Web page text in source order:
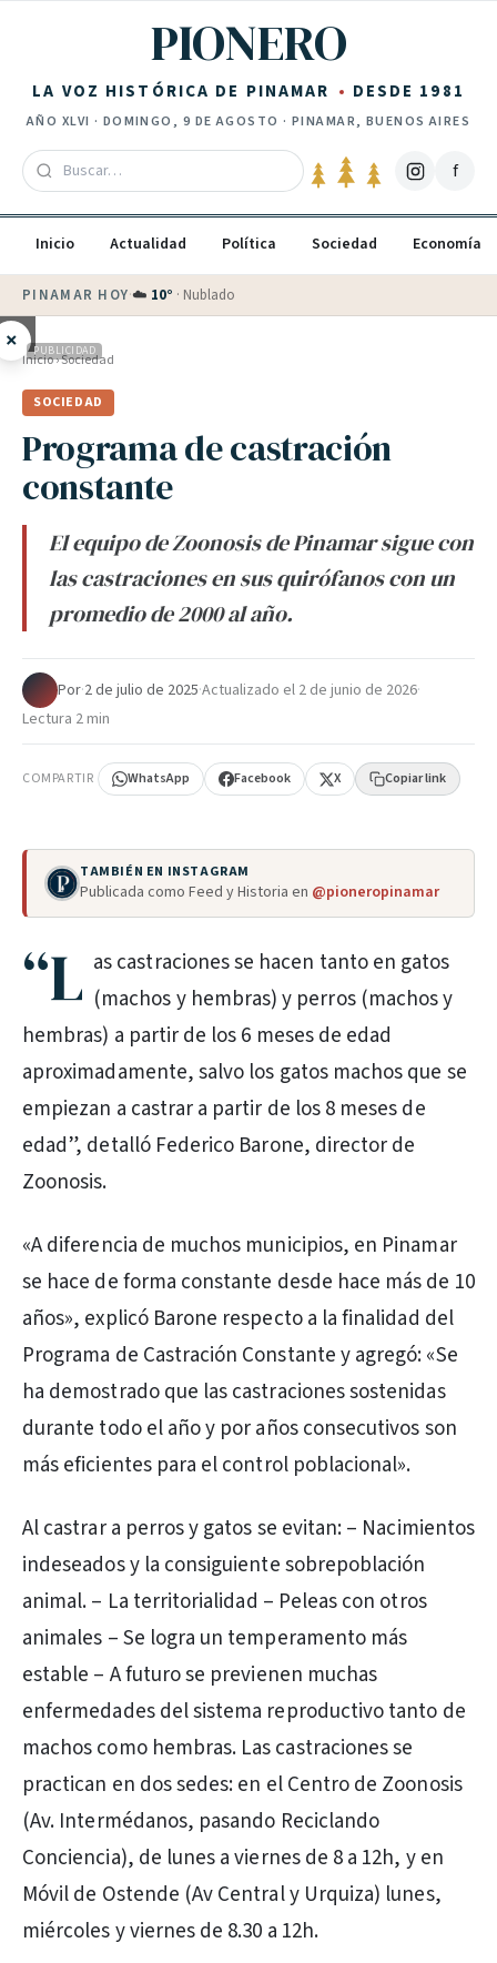
PIONERO
LA VOZ HISTÓRICA DE PINAMAR DESDE 1981
AÑO XLVI · DOMINGO, 9 DE AGOSTO · PINAMAR, BUENOS AIRES
f
Inicio Actualidad Política Sociedad Economía
PINAMAR HOY·☁️ 10° · Nublado
× PUBLICIDAD
Inicio›Sociedad
SOCIEDAD
Programa de castración
constante
El equipo de Zoonosis de Pinamar sigue con
las castraciones en sus quirófanos con un
promedio de 2000 al año.
Por·2 de julio de 2025·Actualizado el 2 de junio de 2026·
Lectura 2 min
COMPARTIR WhatsApp Facebook X Copiar link
TAMBIÉN EN INSTAGRAM
Publicada como Feed y Historia en @pioneropinamar
“L as castraciones se hacen tanto en gatos
(machos y hembras) y perros (machos y
hembras) a partir de los 6 meses de edad
aproximadamente, salvo los gatos machos que se
empiezan a castrar a partir de los 8 meses de
edad”, detalló Federico Barone, director de
Zoonosis.
«A diferencia de muchos municipios, en Pinamar
se hace de forma constante desde hace más de 10
años», explicó Barone respecto a la finalidad del
Programa de Castración Constante y agregó: «Se
ha demostrado que las castraciones sostenidas
durante todo el año y por años consecutivos son
más eficientes para el control poblacional».
Al castrar a perros y gatos se evitan: – Nacimientos
indeseados y la consiguiente sobrepoblación
animal. – La territorialidad – Peleas con otros
animales – Se logra un temperamento más
estable – A futuro se previenen muchas
enfermedades del sistema reproductivo tanto de
machos como hembras. Las castraciones se
practican en dos sedes: en el Centro de Zoonosis
(Av. Intermédanos, pasando Reciclando
Conciencia), de lunes a viernes de 8 a 12h, y en
Móvil de Ostende (Av Central y Urquiza) lunes,
miércoles y viernes de 8.30 a 12h.